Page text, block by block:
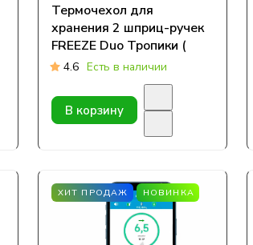
Термочехол для
хранения 2 шприц-ручек
FREEZE Duo Тропики (
размер 105*190 мм)
4.6 Есть в наличии
В корзину
ХИТ ПРОДАЖ НОВИНКА